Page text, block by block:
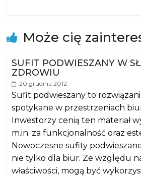
Może cię
SUFIT PODWIESZANY W
ZDROWIU
20 grudnia 2012
Sufit podwieszany to
spotykane w przestrzeniach
Inwestorzy cenią ten materiał
m.in. za funkcjonalność oraz
Nowoczesne sufity
nie tylko dla biur. Ze względu
właściwości, mogą być